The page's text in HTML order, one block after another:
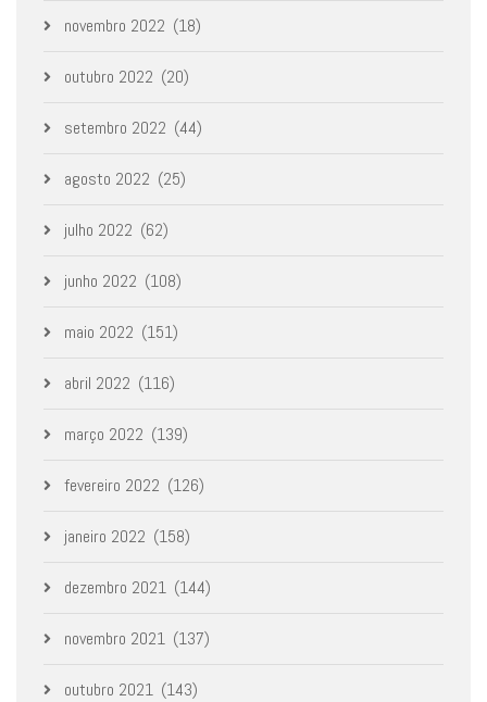
novembro 2022 (18)
outubro 2022 (20)
setembro 2022 (44)
agosto 2022 (25)
julho 2022 (62)
junho 2022 (108)
maio 2022 (151)
abril 2022 (116)
março 2022 (139)
fevereiro 2022 (126)
janeiro 2022 (158)
dezembro 2021 (144)
novembro 2021 (137)
outubro 2021 (143)